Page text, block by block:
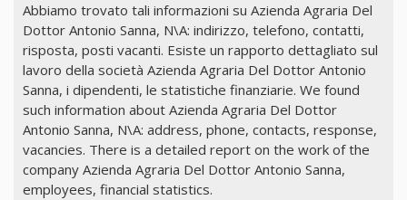
Abbiamo trovato tali informazioni su Azienda Agraria Del
Dottor Antonio Sanna, N\A: indirizzo, telefono, contatti,
risposta, posti vacanti. Esiste un rapporto dettagliato sul
lavoro della società Azienda Agraria Del Dottor Antonio
Sanna, i dipendenti, le statistiche finanziarie. We found
such information about Azienda Agraria Del Dottor
Antonio Sanna, N\A: address, phone, contacts, response,
vacancies. There is a detailed report on the work of the
company Azienda Agraria Del Dottor Antonio Sanna,
employees, financial statistics.